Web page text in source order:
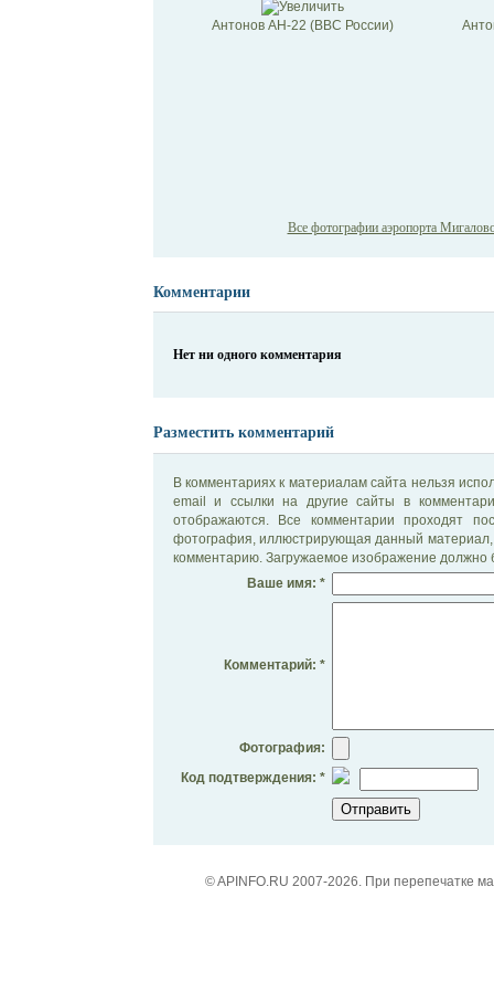
Антонов АН-22 (ВВС России)
Все фотографии аэропорта
Комментарии
Нет ни одного комментария
Разместить комментарий
В комментариях к материалам сайта нельзя
email и ссылки на другие сайты в
отображаются. Все комментарии проходят
фотография, иллюстрирующая данный материал,
комментарию. Загружаемое изображение должно
Ваше имя: *
Комментарий: *
Фотография:
Код подтверждения: *
© APINFO.RU 2007-2026. При перепечатке